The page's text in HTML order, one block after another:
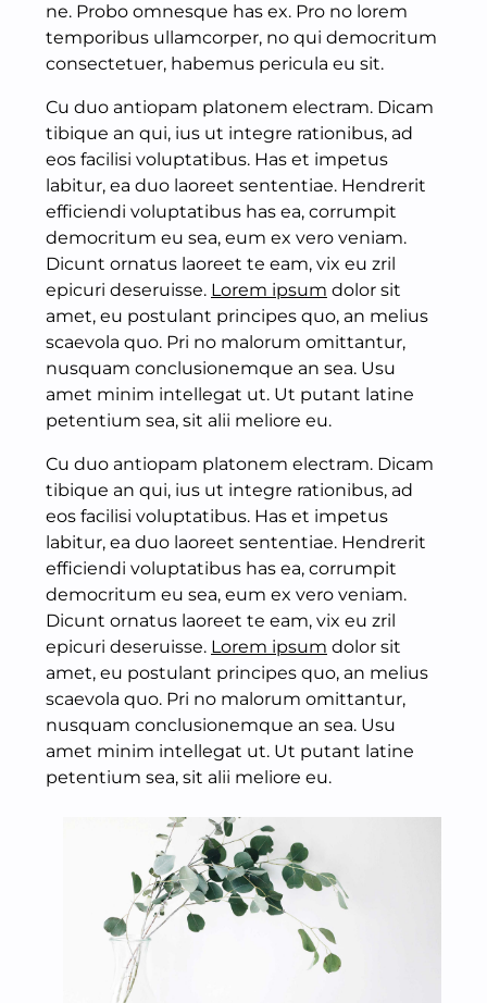
ne. Probo omnesque has ex. Pro no lorem
temporibus ullamcorper, no qui democritum
consectetuer, habemus pericula eu sit.
Cu duo antiopam platonem electram. Dicam
tibique an qui, ius ut integre rationibus, ad
eos facilisi voluptatibus. Has et impetus
labitur, ea duo laoreet sententiae. Hendrerit
efficiendi voluptatibus has ea, corrumpit
democritum eu sea, eum ex vero veniam.
Dicunt ornatus laoreet te eam, vix eu zril
epicuri deseruisse. Lorem ipsum dolor sit
amet, eu postulant principes quo, an melius
scaevola quo. Pri no malorum omittantur,
nusquam conclusionemque an sea. Usu
amet minim intellegat ut. Ut putant latine
petentium sea, sit alii meliore eu.
Cu duo antiopam platonem electram. Dicam
tibique an qui, ius ut integre rationibus, ad
eos facilisi voluptatibus. Has et impetus
labitur, ea duo laoreet sententiae. Hendrerit
efficiendi voluptatibus has ea, corrumpit
democritum eu sea, eum ex vero veniam.
Dicunt ornatus laoreet te eam, vix eu zril
epicuri deseruisse. Lorem ipsum dolor sit
amet, eu postulant principes quo, an melius
scaevola quo. Pri no malorum omittantur,
nusquam conclusionemque an sea. Usu
amet minim intellegat ut. Ut putant latine
petentium sea, sit alii meliore eu.